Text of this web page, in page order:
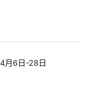
月6日-28日